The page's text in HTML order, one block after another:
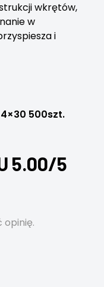
wkrętów,
w
i
500szt.
5.00/5
opinię.